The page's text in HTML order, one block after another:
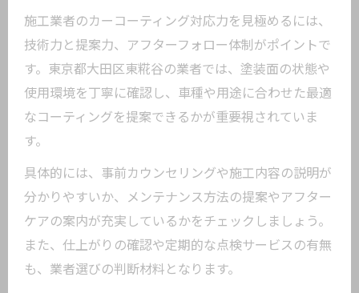
施工業者のカーコーティング対応力を見極めるには、
技術力と提案力、アフターフォロー体制がポイントで
す。東京都大田区東糀谷の業者では、塗装面の状態や
使用環境を丁寧に確認し、車種や用途に合わせた最適
なコーティングを提案できるかが重要視されていま
す。
具体的には、事前カウンセリングや施工内容の説明が
分かりやすいか、メンテナンス方法の提案やアフター
ケアの案内が充実しているかをチェックしましょう。
また、仕上がりの確認や定期的な点検サービスの有無
も、業者選びの判断材料となります。